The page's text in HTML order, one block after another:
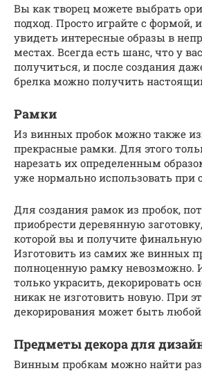
Вы как творец можете выбрать
подход. Просто играйте с формой,
увидеть интересные образы в
местах. Всегда есть шанс, что у
получиться, и после создания
брелка можно получить
Рамки
Из винных пробок можно также
прекрасные рамки. Для этого
нарезать их определенным
уже нормально использовать при
Для создания рамок из пробок,
приобрести деревянную
которой вы и получите
Изготовить из самих же винных
полноценную рамку
только украсить, декорировать
никак не изготовить новую. При
декорирования может быть
Предметы декора для
Винным пробкам можно найти